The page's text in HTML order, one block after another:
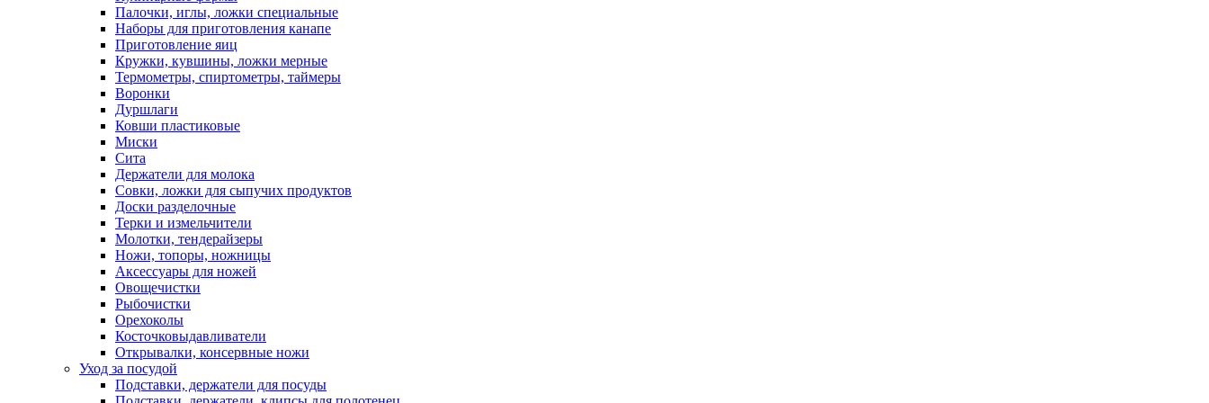
Палочки, иглы, ложки специальные
Наборы для приготовления канапе
Приготовление яиц
Кружки, кувшины, ложки мерные
Термометры, спиртометры, таймеры
Воронки
Дуршлаги
Ковши пластиковые
Миски
Сита
Держатели для молока
Совки, ложки для сыпучих продуктов
Доски разделочные
Терки и измельчители
Молотки, тендерайзеры
Ножи, топоры, ножницы
Аксессуары для ножей
Овощечистки
Рыбочистки
Орехоколы
Косточковыдавливатели
Открывалки, консервные ножи
Уход за посудой
Подставки, держатели для посуды